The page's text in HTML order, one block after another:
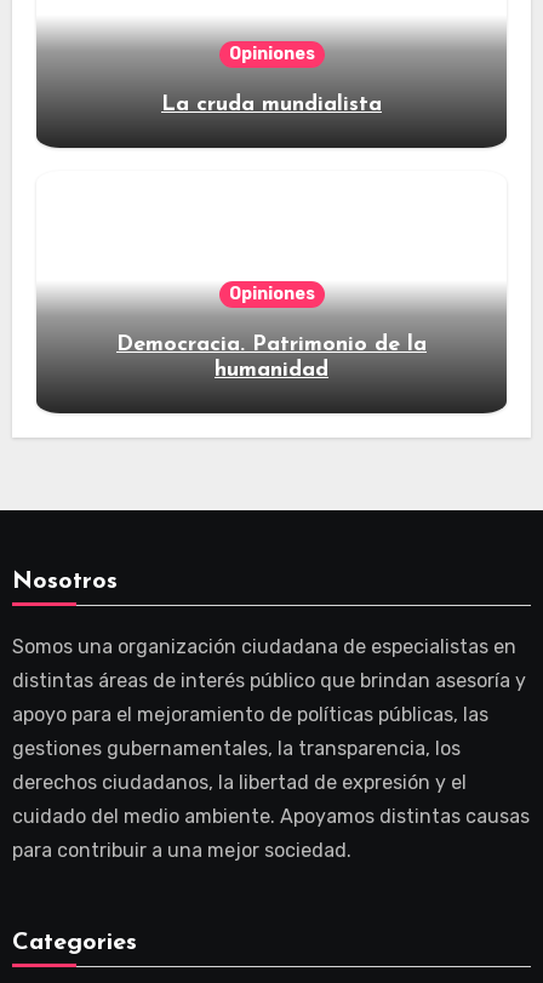
Opiniones
La cruda mundialista
Opiniones
Democracia. Patrimonio de la
humanidad
Nosotros
Somos una organización ciudadana de especialistas en
distintas áreas de interés público que brindan asesoría y
apoyo para el mejoramiento de políticas públicas, las
gestiones gubernamentales, la transparencia, los
derechos ciudadanos, la libertad de expresión y el
cuidado del medio ambiente. Apoyamos distintas causas
para contribuir a una mejor sociedad.
Categories